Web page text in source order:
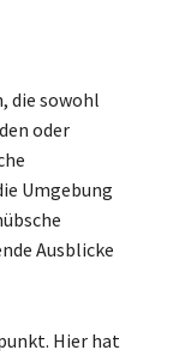
die sowohl
oder
Umgebung
Ausblicke
Hier hat